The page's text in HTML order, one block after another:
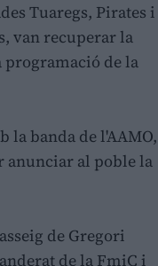
Tuaregs, Pirates i
van recuperar la
programació de la
la banda de l'AAMO,
anunciar al poble la
de Gregori
de la FmiC i